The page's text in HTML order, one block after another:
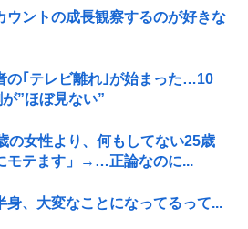
ウントの成長観察するのが好きな
の｢テレビ離れ｣が始まった…10
”ほぼ見ない”
の女性より、何もしてない25歳
モテます」→…正論なのに...
身、大変なことになってるって...